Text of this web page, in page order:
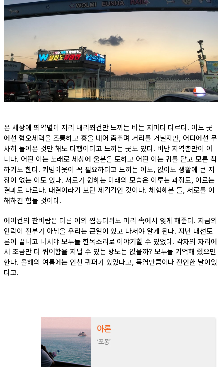
온 세상에 뙤약볕이 저리 내리쬐건만 느끼는 바는 저마다 다르다. 어느 곳
에선 혐오세력을 조롱하고 흥을 내어 춤추며 거리를 거닐지만, 어디에선 무
사히 돌아온 것만 해도 다행이다고 느끼는 곳도 있다. 비단 지역뿐만이 아
니다. 어떤 이는 노래로 세상에 울분을 토하고 어떤 이는 귀를 닫고 모른 척
하기도 한다. 커밍아웃이 꼭 필요하다고 느끼는 이도, 없이도 생활에 큰 지
장이 없는 이도 있다. 서로가 원하는 미래의 모습은 이루는 과정도, 이르는
결과도 다르다. 대결이라기 보단 제각각인 것이다. 체험해본 들, 서로를 이
해하긴 힘들 것이다.
에어컨의 찬바람은 다른 이의 찜통더위도 머리 속에서 잊게 해준다. 지금의
안락이 전부가 아님을 우리는 큰일이 있고 나서야 알게 된다. 지난 대선토
론이 끝나고 나서야 모두들 한목소리로 이야기할 수 있었다. 각자의 자리에
서 조금만 더 퀴어함을 지닐 수 있는 방도는 없을까? 모두들 기억해 줬으면
한다. 올해의 여름에는 인천 퀴퍼가 있었다고, 폭염만큼이나 잔인한 날이었
다고.